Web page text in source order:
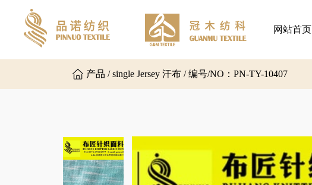
网站首页
产品 / single Jersey 汗布 / 编号/NO：PN-TY-10407